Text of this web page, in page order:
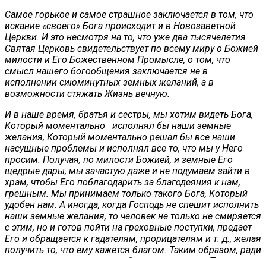
Самое горькое и самое страшное заключается в том, что
искание «своего» Бога происходит и в Новозаветной
Церкви. И это несмотря на то, что уже два тысячелетия
Святая Церковь свидетельствует по всему миру о Божией
милости и Его Божественном Промысле, о том, что
смысл нашего богообщения заключается не в
исполнении сиюминутных земных желаний, а в
возможности стяжать Жизнь вечную.
И в наше время, братья и сестры, мы хотим видеть Бога,
Который моментально исполнял бы наши земные
желания, Который моментально решал бы все наши
насущные проблемы и исполнял все то, что мы у Него
просим. Получая, по милости Божией, и земные Его
щедрые дары, мы зачастую даже и не подумаем зайти в
храм, чтобы Его поблагодарить за благодеяния к нам,
грешным. Мы принимаем только такого Бога, Который
удобен нам. А иногда, когда Господь не спешит исполнить
наши земные желания, то человек не только не смиряется
с этим, но и готов пойти на греховные поступки, предает
Его и обращается к гадателям, прорицателям и т. д., желая
получить то, что ему кажется благом. Таким образом, ради